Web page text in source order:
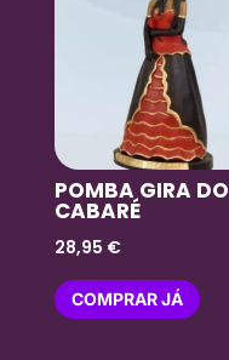
POMBA GIRA DO
CABARÉ
28,95 €
COMPRAR JÁ